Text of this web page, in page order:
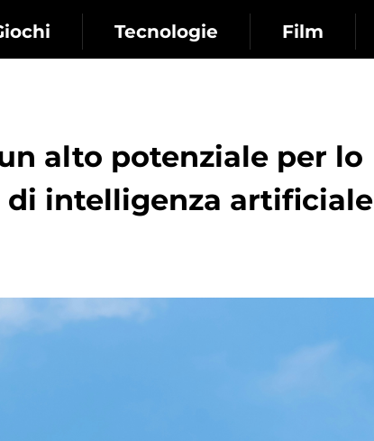
Tecnologie Film
alto potenziale per lo
intelligenza artificiale